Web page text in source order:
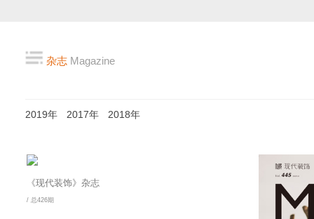
杂志Magazine
2019年 2017年 2018年
《现代装饰》杂志
/ 总426期